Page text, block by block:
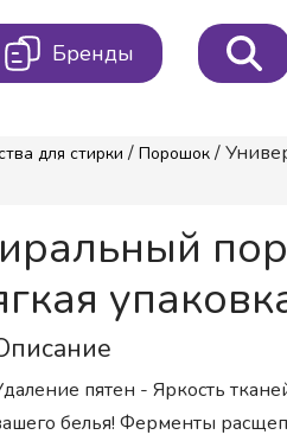
Бренды
для стирки / Порошок /
пятен - Яркость
белья! Ферменты